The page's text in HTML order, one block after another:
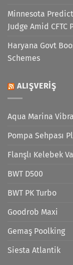
Minnesota
Judge Amid
Haryana Govt
Schemes
ALIŞVERIŞ
Aqua Marina
Pompa Sehpası
Flanşlı Kelebek
BWT D500
BWT PK Turbo
Goodrob Maxi
Gemaş Poolking
Siesta Atlantik